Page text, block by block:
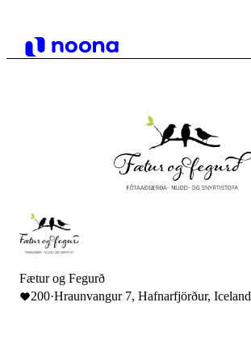
Fætur og Fegurð
200·Hraunvangur 7, Hafnarfjörður, Iceland